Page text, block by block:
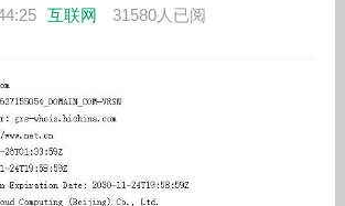
互联网 31580人已阅